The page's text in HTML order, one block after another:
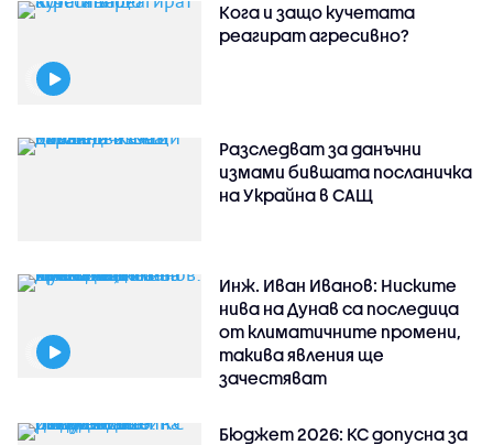
Кога и защо кучетата
реагират агресивно?
Разследват за данъчни
измами бившата посланичка
на Украйна в САЩ
Инж. Иван Иванов: Ниските
нива на Дунав са последица
от климатичните промени,
такива явления ще
зачестяват
Бюджет 2026: КС допусна за